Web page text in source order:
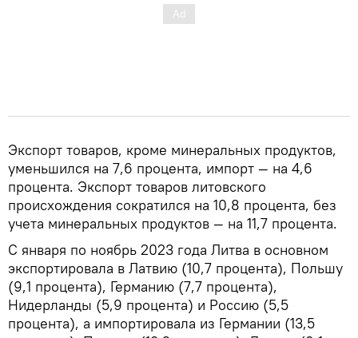
Экспорт товаров, кроме минеральных продуктов,
уменьшился на 7,6 процента, импорт — на 4,6
процента. Экспорт товаров литовского
происхождения сократился на 10,8 процента, без
учета минеральных продуктов — на 11,7 процента.
С января по ноябрь 2023 года Литва в основном
экспортировала в Латвию (10,7 процента), Польшу
(9,1 процента), Германию (7,7 процента),
Нидерланды (5,9 процента) и Россию (5,5
процента), а импортировала из Германии (13,5